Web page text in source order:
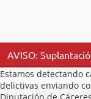
AVISO:
Estamos detectando
delictivas enviando